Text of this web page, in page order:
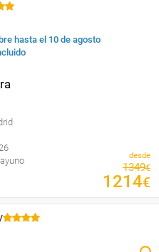
hasta el 10 de agosto
desde
1349€
1214€